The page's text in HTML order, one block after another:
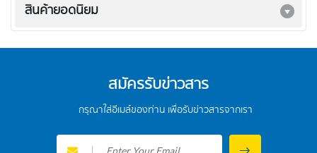
สินค้ายอดนิยม
สมัครรับข่าวสาร
กรุณาใส่อีเมล์ของท่าน เพื่อรับข่าวสารจากเรา